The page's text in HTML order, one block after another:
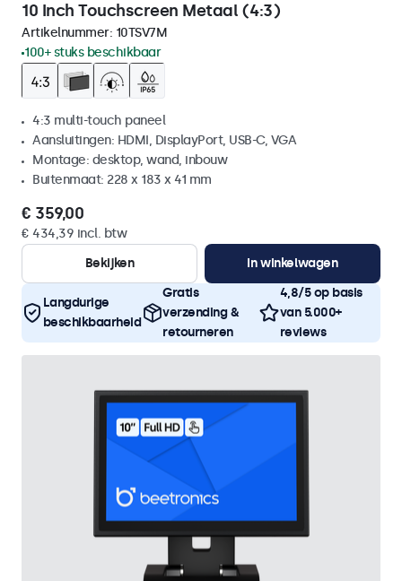
10 Inch Touchscreen Metaal (4:3)
Artikelnummer: 10TSV7M
100+ stuks beschikbaar
4:3 multi-touch paneel
Aansluitingen: HDMI, DisplayPort, USB-C, VGA
Montage: desktop, wand, inbouw
Buitenmaat: 228 x 183 x 41 mm
€ 359,00
€ 434,39 incl. btw
Bekijken
In winkelwagen
Langdurige
beschikbaarheid
Gratis
verzending &
retourneren
4,8/5 op basis
van 5.000+
reviews